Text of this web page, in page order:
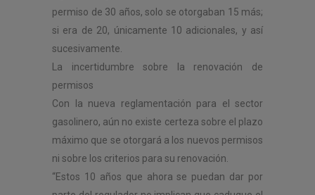
permiso de 30 años, solo se otorgaban 15 más;
si era de 20, únicamente 10 adicionales, y así
sucesivamente.
La incertidumbre sobre la renovación de
permisos
Con la nueva reglamentación para el sector
gasolinero, aún no existe certeza sobre el plazo
máximo que se otorgará a los nuevos permisos
ni sobre los criterios para su renovación.
“Estos 10 años que ahora se puedan dar por